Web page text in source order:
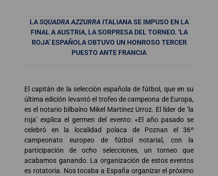
LASQUADRA AZZURRAITALIANA SE IMPUSO EN LA
FINAL A AUSTRIA, LA SORPRESA DEL TORNEO. ‘LA
ROJA’ ESPAÑOLA OBTUVO UN HONROSO TERCER
PUESTO ANTE FRANCIA
El capitán de la selección española de fútbol, que en su
última edición levantó el trofeo de campeona de Europa,
es el notario bilbaíno Mikel Martínez Urroz. El líder de ‘la
roja’ explica el germen del evento: «El año pasado se
celebró en la localidad polaca de Poznan el 36º
campeonato europeo de fútbol notarial, con la
participación de ocho selecciones, un torneo que
acabamos ganando. La organización de estos eventos
es rotatoria. Nos tocaba a España organizar el próximo